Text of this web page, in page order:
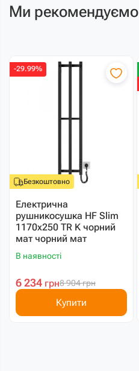
Ми рекомендуємо
Безкоштовно
-29.99%
Електрична
рушникосушка HF Slim
1170х250 TR K чорний
мат чорний мат
В наявності
8 904грн
6 234 грн
Купити